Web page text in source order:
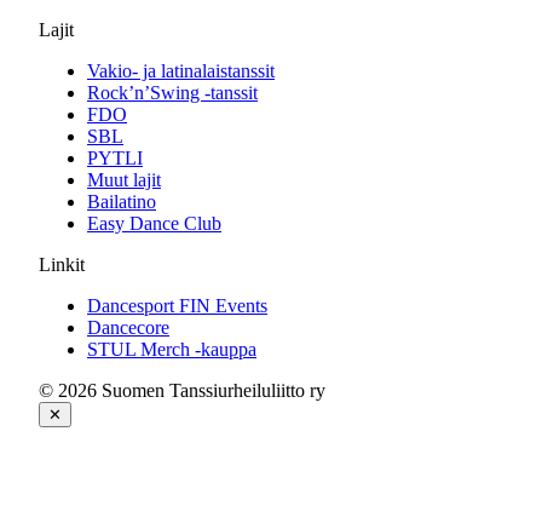
Lajit
Vakio- ja latinalaistanssit
Rock’n’Swing -tanssit
FDO
SBL
PYTLI
Muut lajit
Bailatino
Easy Dance Club
Linkit
Dancesport FIN Events
Dancecore
STUL Merch -kauppa
© 2026 Suomen Tanssiurheiluliitto ry
✕